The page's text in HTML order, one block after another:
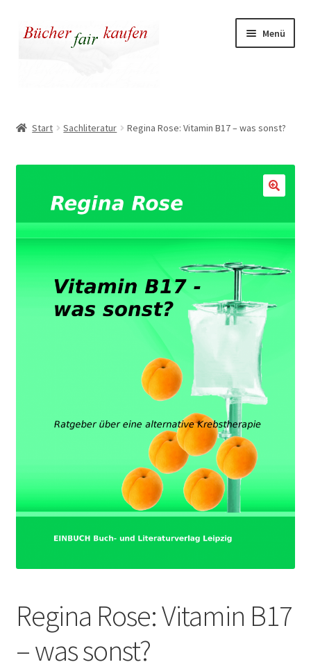
Zur
Navigation
Zum
Inhalt
Menü
Warum fair kaufen
Start Sachliteratur Regina Rose: Vitamin B17 – was sonst?
Regina Rose: Vitamin B17
– was sonst?